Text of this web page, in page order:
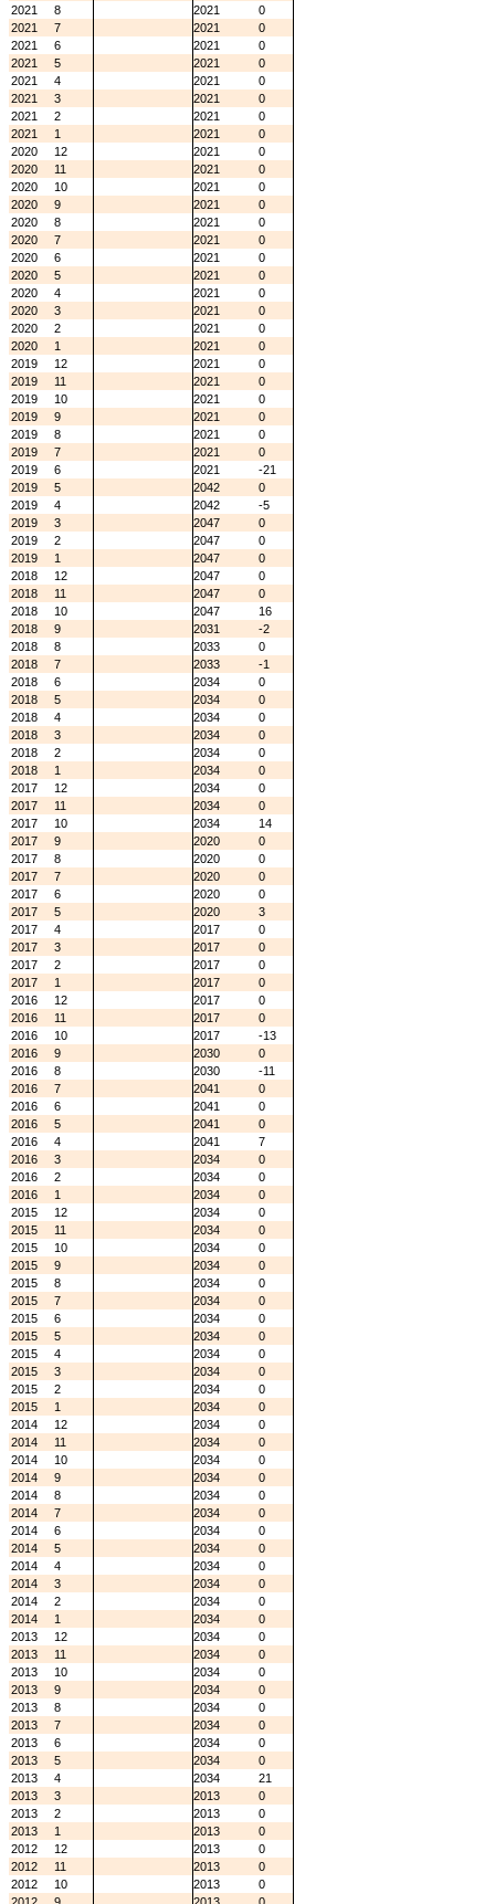
2021
8 2021
0
2021
7 2021
0
2021
6 2021
0
2021
5 2021
0
2021
4 2021
0
2021
3 2021
0
2021
2 2021
0
2021
1 2021
0
2020
12 2021
0
2020
11 2021
0
2020
10 2021
0
2020
9 2021
0
2020
8 2021
0
2020
7 2021
0
2020
6 2021
0
2020
5 2021
0
2020
4 2021
0
2020
3 2021
0
2020
2 2021
0
2020
1 2021
0
2019
12 2021
0
2019
11 2021
0
2019
10 2021
0
2019
9 2021
0
2019
8 2021
0
2019
7 2021
0
2019
6 2021
-21
2019
5 2042
0
2019
4 2042
-5
2019
3 2047
0
2019
2 2047
0
2019
1 2047
0
2018
12 2047
0
2018
11 2047
0
2018
10 2047
16
2018
9 2031
-2
2018
8 2033
0
2018
7 2033
-1
2018
6 2034
0
2018
5 2034
0
2018
4 2034
0
2018
3 2034
0
2018
2 2034
0
2018
1 2034
0
2017
12 2034
0
2017
11 2034
0
2017
10 2034
14
2017
9 2020
0
2017
8 2020
0
2017
7 2020
0
2017
6 2020
0
2017
5 2020
3
2017
4 2017
0
2017
3 2017
0
2017
2 2017
0
2017
1 2017
0
2016
12 2017
0
2016
11 2017
0
2016
10 2017
-13
2016
9 2030
0
2016
8 2030
-11
2016
7 2041
0
2016
6 2041
0
2016
5 2041
0
2016
4 2041
7
2016
3 2034
0
2016
2 2034
0
2016
1 2034
0
2015
12 2034
0
2015
11 2034
0
2015
10 2034
0
2015
9 2034
0
2015
8 2034
0
2015
7 2034
0
2015
6 2034
0
2015
5 2034
0
2015
4 2034
0
2015
3 2034
0
2015
2 2034
0
2015
1 2034
0
2014
12 2034
0
2014
11 2034
0
2014
10 2034
0
2014
9 2034
0
2014
8 2034
0
2014
7 2034
0
2014
6 2034
0
2014
5 2034
0
2014
4 2034
0
2014
3 2034
0
2014
2 2034
0
2014
1 2034
0
2013
12 2034
0
2013
11 2034
0
2013
10 2034
0
2013
9 2034
0
2013
8 2034
0
2013
7 2034
0
2013
6 2034
0
2013
5 2034
0
2013
4 2034
21
2013
3 2013
0
2013
2 2013
0
2013
1 2013
0
2012
12 2013
0
2012
11 2013
0
2012
10 2013
0